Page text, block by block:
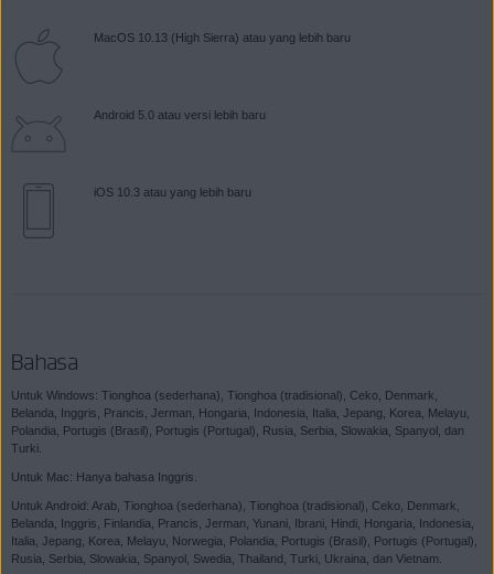
MacOS 10.13 (High Sierra) atau yang lebih baru
Android 5.0 atau versi lebih baru
iOS 10.3 atau yang lebih baru
Bahasa
Untuk Windows: Tionghoa (sederhana), Tionghoa (tradisional), Ceko, Denmark,
Belanda, Inggris, Prancis, Jerman, Hongaria, Indonesia, Italia, Jepang, Korea, Melayu,
Polandia, Portugis (Brasil), Portugis (Portugal), Rusia, Serbia, Slowakia, Spanyol, dan
Turki.
Untuk Mac: Hanya bahasa Inggris.
Untuk Android: Arab, Tionghoa (sederhana), Tionghoa (tradisional), Ceko, Denmark,
Belanda, Inggris, Finlandia, Prancis, Jerman, Yunani, Ibrani, Hindi, Hongaria, Indonesia,
Italia, Jepang, Korea, Melayu, Norwegia, Polandia, Portugis (Brasil), Portugis (Portugal),
Rusia, Serbia, Slowakia, Spanyol, Swedia, Thailand, Turki, Ukraina, dan Vietnam.